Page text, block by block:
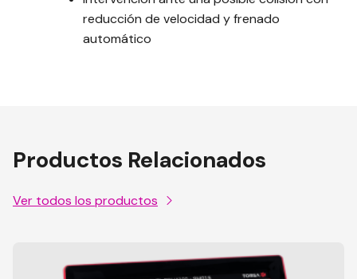
reducción de velocidad y frenado
automático
Productos Relacionados
Ver todos los productos